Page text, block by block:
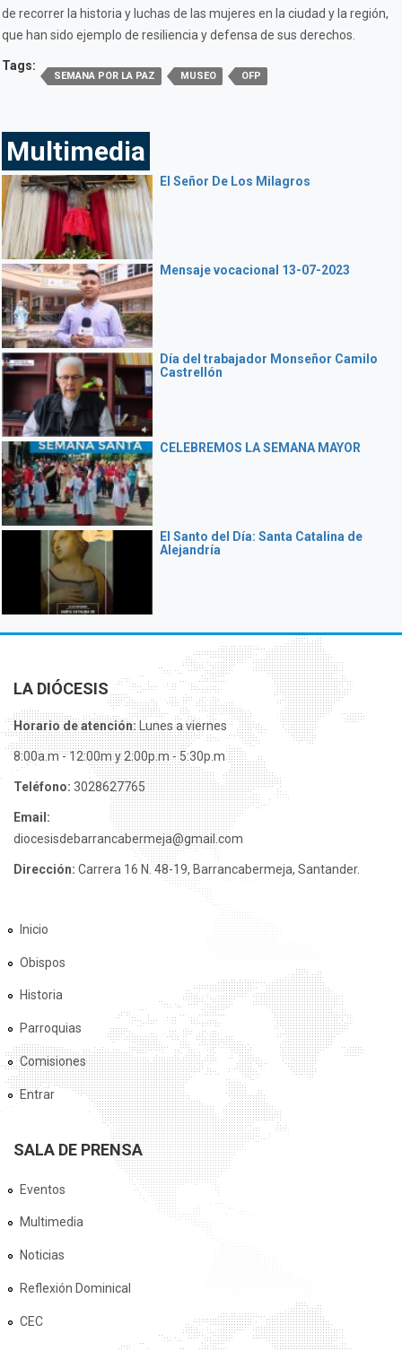
de recorrer la historia y luchas de las mujeres en la ciudad y la región,
que han sido ejemplo de resiliencia y defensa de sus derechos.
Tags:
SEMANA POR LA PAZ MUSEO OFP
Multimedia
El Señor De Los Milagros
Mensaje vocacional 13-07-2023
Día del trabajador Monseñor Camilo
Castrellón
CELEBREMOS LA SEMANA MAYOR
El Santo del Día: Santa Catalina de
Alejandría
LA DIÓCESIS
Horario de atención:Lunes a viernes
8:00a.m - 12:00m y 2:00p.m - 5:30p.m
Teléfono: 3028627765
Email:
diocesisdebarrancabermeja@gmail.com
Dirección: Carrera 16 N. 48-19, Barrancabermeja, Santander.
Inicio
Obispos
Historia
Parroquias
Comisiones
Entrar
SALA DE PRENSA
Eventos
Multimedia
Noticias
Reflexión Dominical
CEC